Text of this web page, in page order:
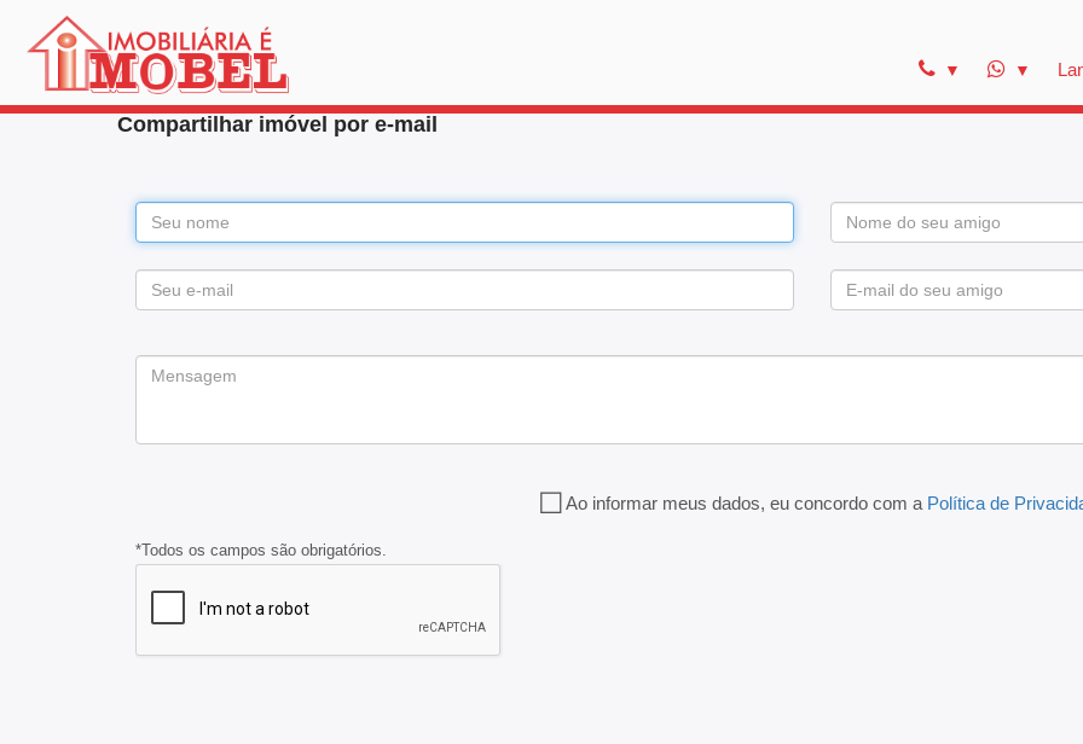
Compartilhar imóvel por e-mail
Ao informar meus dados, eu concordo com a Política de
*Todos os campos são obrigatórios.